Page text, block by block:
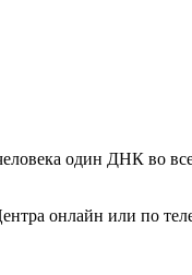
один ДНК во
онлайн или по